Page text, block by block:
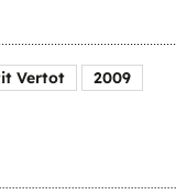
Vertot 2009